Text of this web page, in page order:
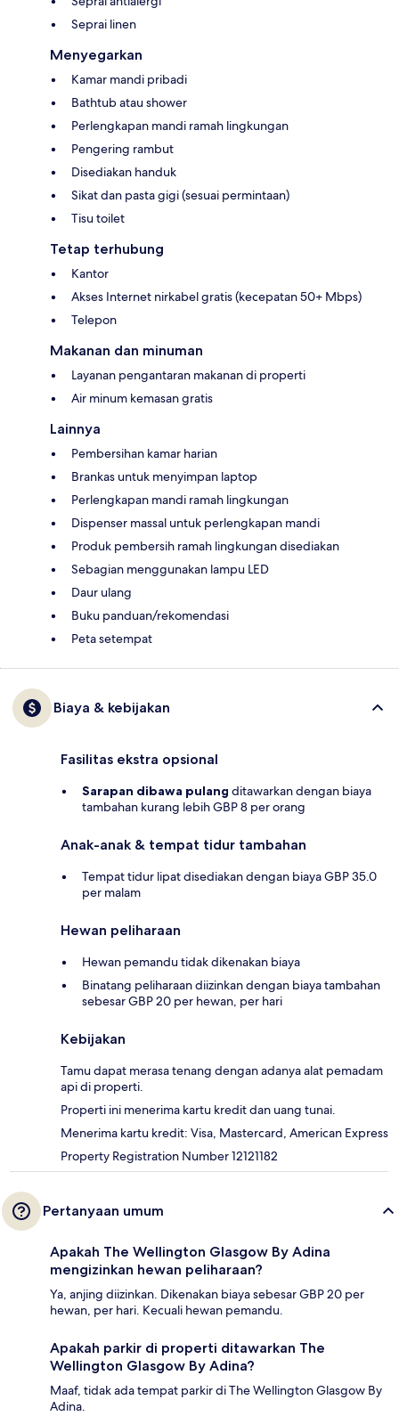
Seprai linen
Menyegarkan
Kamar mandi pribadi
Bathtub atau shower
Perlengkapan mandi ramah lingkungan
Pengering rambut
Disediakan handuk
Sikat dan pasta gigi (sesuai permintaan)
Tisu toilet
Tetap terhubung
Kantor
Akses Internet nirkabel gratis (kecepatan 50+ Mbps)
Telepon
Makanan dan minuman
Layanan pengantaran makanan di properti
Air minum kemasan gratis
Lainnya
Pembersihan kamar harian
Brankas untuk menyimpan laptop
Perlengkapan mandi ramah lingkungan
Dispenser massal untuk perlengkapan mandi
Produk pembersih ramah lingkungan disediakan
Sebagian menggunakan lampu LED
Daur ulang
Buku panduan/rekomendasi
Peta setempat
Biaya & kebijakan
Fasilitas ekstra opsional
Sarapan dibawa pulang ditawarkan dengan biaya
tambahan kurang lebih GBP 8 per orang
Anak-anak & tempat tidur tambahan
Tempat tidur lipat disediakan dengan biaya GBP 35.0
per malam
Hewan peliharaan
Hewan pemandu tidak dikenakan biaya
Binatang peliharaan diizinkan dengan biaya tambahan
sebesar GBP 20 per hewan, per hari
Kebijakan
Tamu dapat merasa tenang dengan adanya alat pemadam
api di properti.
Properti ini menerima kartu kredit dan uang tunai.
Menerima kartu kredit: Visa, Mastercard, American Express
Property Registration Number 12121182
Pertanyaan umum
Apakah The Wellington Glasgow By Adina
mengizinkan hewan peliharaan?
Ya, anjing diizinkan. Dikenakan biaya sebesar GBP 20 per
hewan, per hari. Kecuali hewan pemandu.
Apakah parkir di properti ditawarkan The
Wellington Glasgow By Adina?
Maaf, tidak ada tempat parkir di The Wellington Glasgow By
Adina.